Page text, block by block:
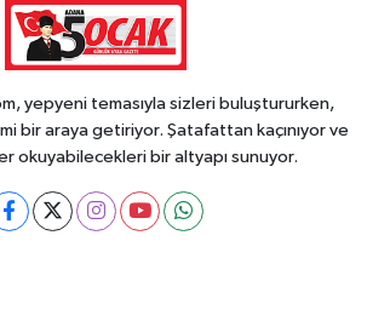
yepyeni temasıyla sizleri buluştururken,
bir araya getiriyor. Şatafattan kaçınıyor ve
okuyabilecekleri bir altyapı sunuyor.